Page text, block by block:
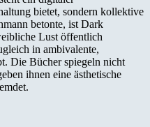
bietet, sondern kollektive
betonte, ist Dark
Lust öffentlich
in ambivalente,
Die Bücher spiegeln nicht
ihnen eine ästhetische